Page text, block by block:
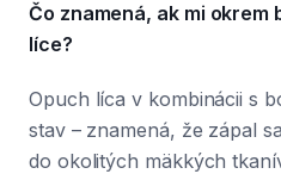
Čo znamená, ak mi okrem
líce?
Opuch líca v kombinácii s
stav – znamená, že zápal
do okolitých mäkkých